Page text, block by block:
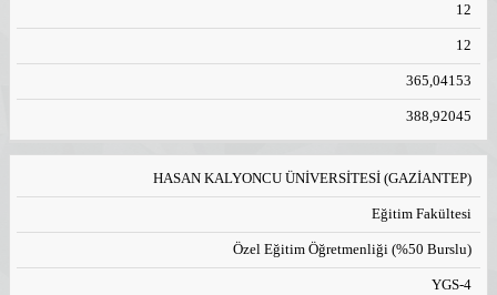
12
12
365,04153
388,92045
HASAN KALYONCU ÜNİVERSİTESİ (GAZİANTEP)
Eğitim Fakültesi
Özel Eğitim Öğretmenliği (%50 Burslu)
YGS-4